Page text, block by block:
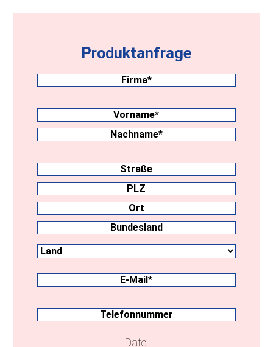
Produktanfrage
Firma(erforderlich)
Nachname(erforderlich)
Vorname
Anschrift
Straße
PLZ
Ort
E-
Mail(erforderlich)
Telefonnummer
Datei